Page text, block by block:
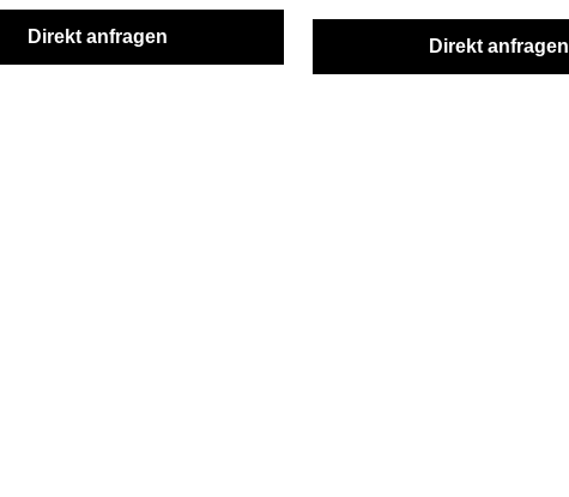
Direkt anfragen Direkt anfragen